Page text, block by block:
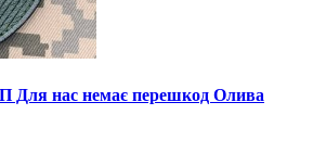
нас немає перешкод Олива